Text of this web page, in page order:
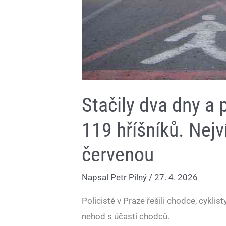
Stačily dva dny a
119 hříšníků.
červenou
Napsal Petr Pilný / 27. 4. 2026
Policisté v Praze řešili chodce,
nehod s účastí chodců.